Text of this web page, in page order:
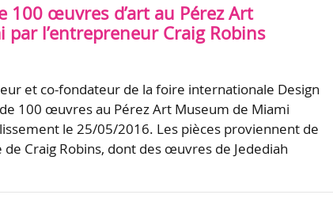
100 œuvres d’art au Pérez Art
par l’entrepreneur Craig Robins
et co-fondateur de la foire internationale Design
100 œuvres au Pérez Art Museum de Miami
le 25/05/2016. Les pièces proviennent de
Craig Robins, dont des œuvres de Jedediah